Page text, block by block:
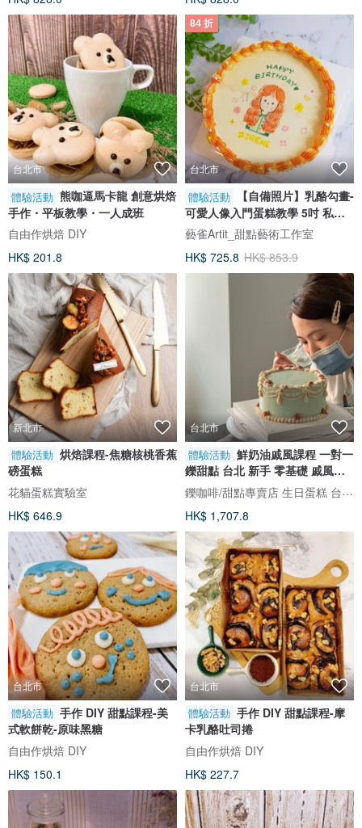
台北市
體驗活動 熊咖逼馬卡龍 創意烘焙
手作・平板教學・一人成班
自由作烘焙 DIY
HK$ 201.8
84 折
台北市
體驗活動
【自備照片】乳酪勾畫-
可愛人像入門蛋糕教學 5吋 私人
課程
藝雀Artit_甜點藝術工作室
HK$ 725.8 HK$ 853.9
新北市
體驗活動 烘焙課程-焦糖核桃香蕉
磅蛋糕
花貓蛋糕實驗室
HK$ 646.9
台北市
體驗活動 鮮奶油戚風課程 一對一
鑠甜點 台北 新手 零基礎 戚風蛋
糕
鑠咖啡/甜點專賣店 生日蛋糕 台北 中山/松山 咖啡課程教學 客製化蛋糕
HK$ 1,707.8
台北市
體驗活動 手作 DIY 甜點課程-美
式軟餅乾-原味黑糖
自由作烘焙 DIY
HK$ 150.1
台北市
體驗活動 手作 DIY 甜點課程-摩
卡乳酪吐司捲
自由作烘焙 DIY
HK$ 227.7